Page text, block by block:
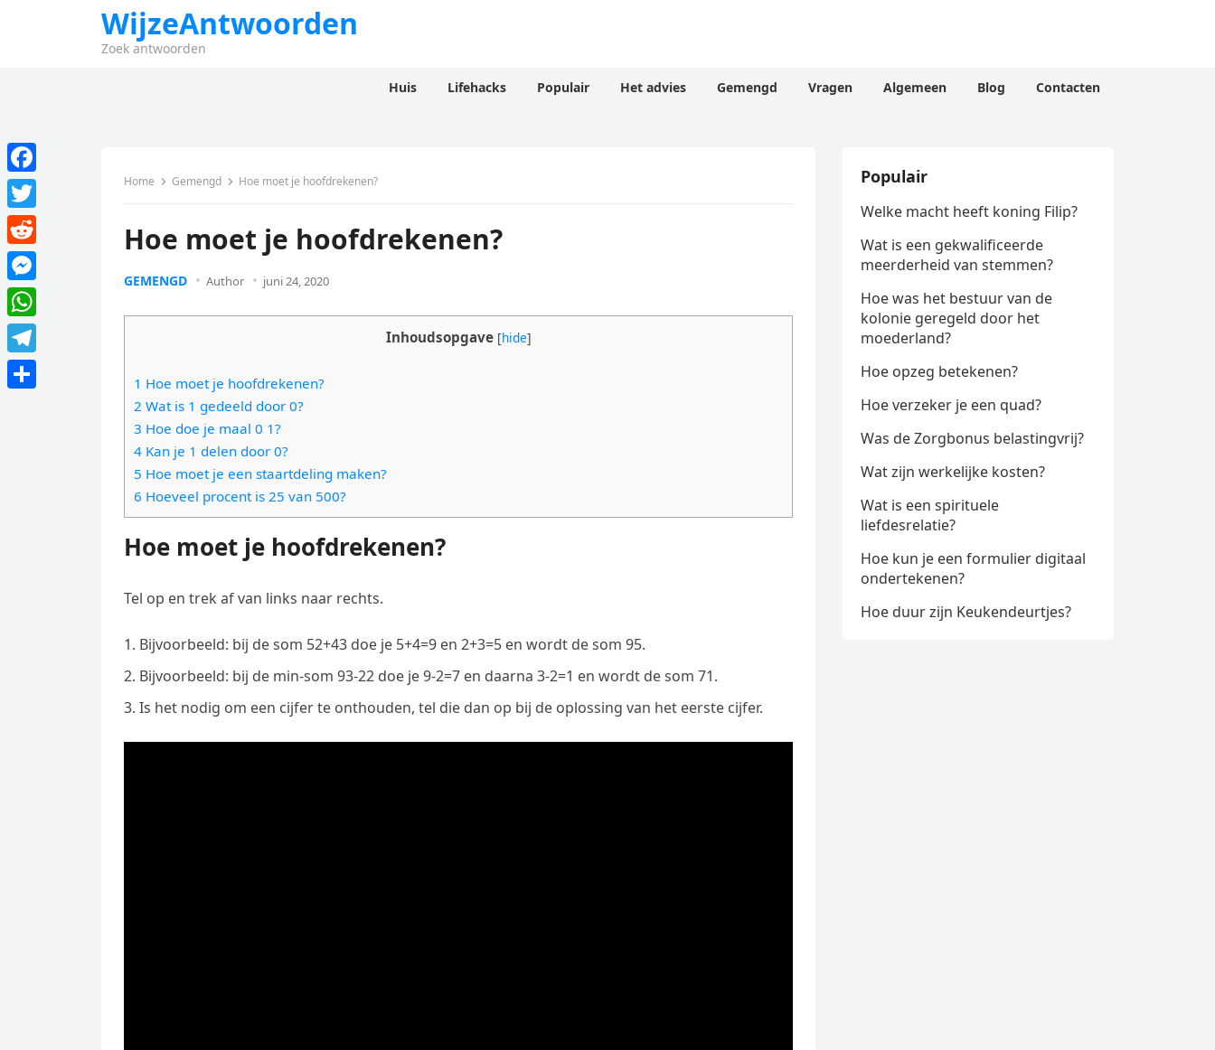
WijzeAntwoorden
Zoek antwoorden
Huis Lifehacks Populair Het advies Gemengd Vragen Algemeen Blog Contacten
Home Gemengd Hoe moet je hoofdrekenen?
Hoe moet je hoofdrekenen?
GEMENGD Author juni 24, 2020
Inhoudsopgave [hide]
1 Hoe moet je hoofdrekenen?
2 Wat is 1 gedeeld door 0?
3 Hoe doe je maal 0 1?
4 Kan je 1 delen door 0?
5 Hoe moet je een staartdeling maken?
6 Hoeveel procent is 25 van 500?
Hoe moet je hoofdrekenen?
Tel op en trek af van links naar rechts.
Bijvoorbeeld: bij de som 52+43 doe je 5+4=9 en 2+3=5 en wordt de som 95.
Bijvoorbeeld: bij de min-som 93-22 doe je 9-2=7 en daarna 3-2=1 en wordt de som 71.
Is het nodig om een cijfer te onthouden, tel die dan op bij de oplossing van het eerste cijfer.
Populair
Welke macht heeft koning Filip?
Wat is een gekwalificeerde
meerderheid van stemmen?
Hoe was het bestuur van de
kolonie geregeld door het
moederland?
Hoe opzeg betekenen?
Hoe verzeker je een quad?
Was de Zorgbonus belastingvrij?
Wat zijn werkelijke kosten?
Wat is een spirituele
liefdesrelatie?
Hoe kun je een formulier digitaal
ondertekenen?
Hoe duur zijn Keukendeurtjes?
F
a
c
e
b
o
o
k
T
w
i
t
t
e
R
e
d
d
M
e
s
s
W
h
a
T